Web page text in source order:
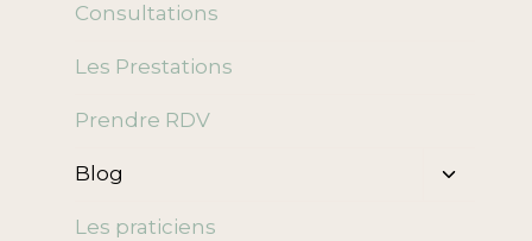
Consultations
Les Prestations
Prendre RDV
Blog
Ouvrir/
Les praticiens